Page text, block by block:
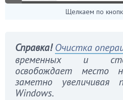
Щелкаем по
Справка!Очистка
временных и
освобождает место
заметно увеличивая
Windows.